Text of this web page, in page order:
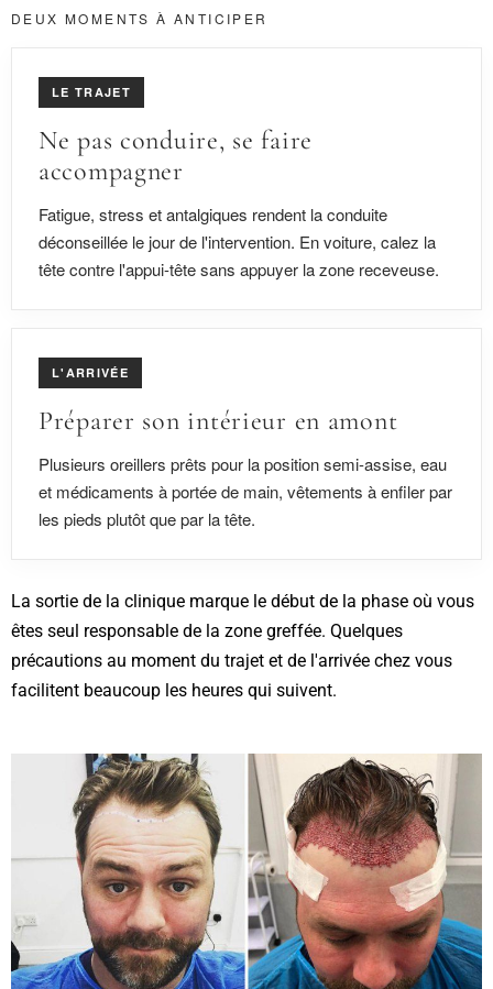
DEUX MOMENTS À ANTICIPER
LE TRAJET
Ne pas conduire, se faire
accompagner
Fatigue, stress et antalgiques rendent la conduite
déconseillée le jour de l'intervention. En voiture, calez la
tête contre l'appui-tête sans appuyer la zone receveuse.
L'ARRIVÉE
Préparer son intérieur en amont
Plusieurs oreillers prêts pour la position semi-assise, eau
et médicaments à portée de main, vêtements à enfiler par
les pieds plutôt que par la tête.
La sortie de la clinique marque le début de la phase où vous
êtes seul responsable de la zone greffée. Quelques
précautions au moment du trajet et de l'arrivée chez vous
facilitent beaucoup les heures qui suivent.